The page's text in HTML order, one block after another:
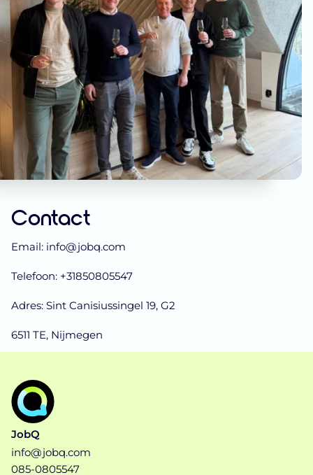
Contact
Email: info@jobq.com
Telefoon: +31850805547
Adres: Sint Canisiussingel 19, G2
6511 TE, Nijmegen
JobQ
info@jobq.com
085-0805547